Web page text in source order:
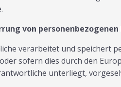
von personenbezogenen
verarbeitet und speichert
sofern dies durch den
unterliegt,